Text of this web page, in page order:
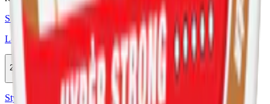
Styrka Normal · Slim
Loop Creamy Cappuccino Strong
20-pack
Styrka Normal · Slim